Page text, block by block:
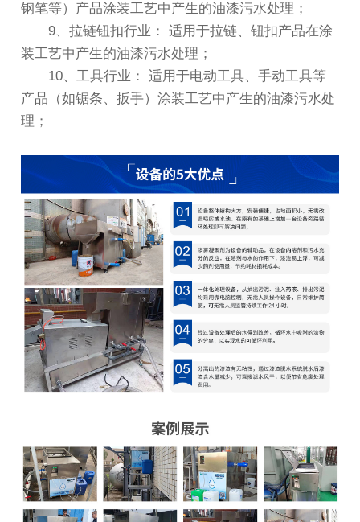
钢笔等）产品涂装工艺中产生的油漆污水处理；
9、拉链钮扣行业： 适用于拉链、钮扣产品在涂
装工艺中产生的油漆污水处理；
10、工具行业： 适用于电动工具、手动工具等
产品（如锯条、扳手）涂装工艺中产生的油漆污水处
理；